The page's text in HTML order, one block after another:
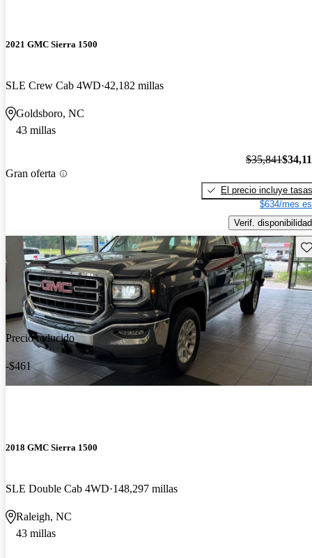
2021 GMC Sierra 1500
SLE Crew Cab 4WD 42,182 millas
Goldsboro, NC
43 millas
Gran oferta
$35,841
El precio incluye tasas
$634/mes
Verif. disponibilidad
Precio reducido
-$461
2018 GMC Sierra 1500
SLE Double Cab 4WD 148,297 millas
Raleigh, NC
43 millas